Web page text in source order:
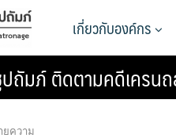
เกี่ยวกับองค์กร
ถัมภ์ ติดตามคดีเครน
ยความ